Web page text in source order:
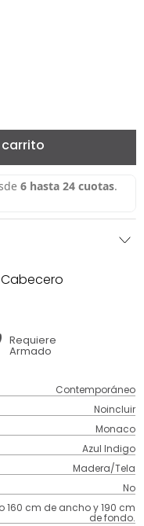
Requiere
Armado
Contemporáneo
Noincluir
Monaco
Azul Indigo
Madera/Tela
No
160 cm de ancho y 190 cm
de fondo.